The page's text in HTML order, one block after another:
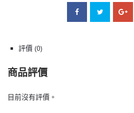
評價 (0)
商品評價
目前沒有評價。